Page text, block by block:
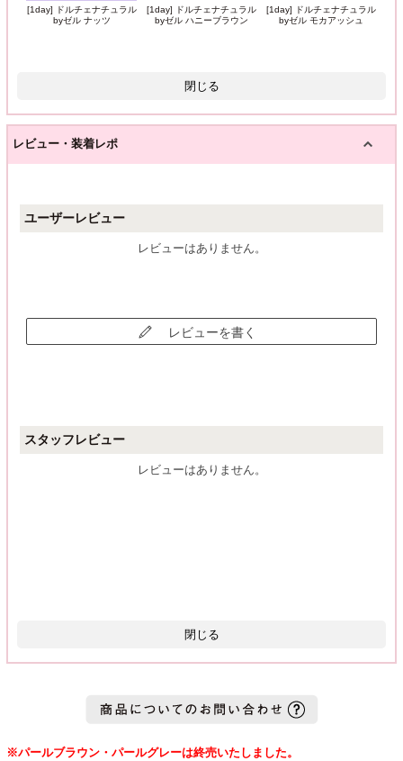
[1day] ドルチェナチュラル
byゼル ナッツ
[1day] ドルチェナチュラル
byゼル ハニーブラウン
[1day] ドルチェナチュラル
byゼル モカアッシュ
閉じる
レビュー・装着レポ
ユーザーレビュー
レビューはありません。
レビューを書く
スタッフレビュー
レビューはありません。
閉じる
※パールブラウン・パールグレーは終売いたしました。